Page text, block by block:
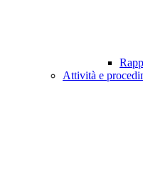
Attività e